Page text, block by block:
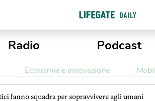
Radio Podcast
Economia e innovazione
fanno squadra per sopravvivere agli umani